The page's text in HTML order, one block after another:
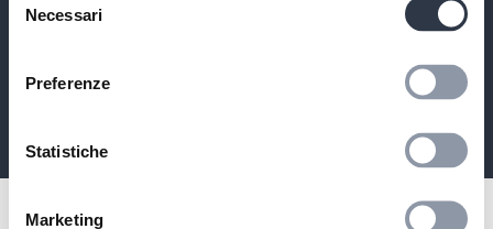
delNecessari
Preferenze
Statistiche
Marketing
CAP. SOC. € 1.000.000 INT. VERS. | C.F./P.IVA/REG.IMP
MANAGEMENT AND COORDINATION OF MARZOTTO WOOL